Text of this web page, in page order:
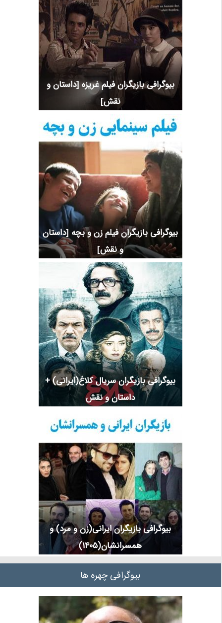
بیوگرافی بازیگران فیلم غریزه [داستان و
نقش]
بیوگرافی بازیگران فیلم زن و بچه [داستان
و نقش]
بیوگرافی بازیگران سریال کلاغ(ایرانی) +
داستان و نقش
بیوگرافی بازیگران ایرانی(زن و مرد) و
همسرانشان(1405)
بیوگرافی چهره ها